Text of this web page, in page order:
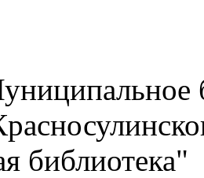
библиотека"